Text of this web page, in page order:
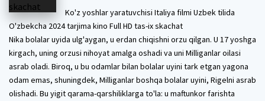
Ko'z yoshlar yaratuvchisi Italiya filmi Uzbek tilida
O'zbekcha 2024 tarjima kino Full HD tas-ix skachat
Nika bolalar uyida ulg'aygan, u erdan chiqishni orzu qilgan. U 17 yoshga
kirgach, uning orzusi nihoyat amalga oshadi va uni Milliganlar oilasi
asrab oladi. Biroq, u bu odamlar bilan bolalar uyini tark etgan yagona
odam emas, shuningdek, Milliganlar boshqa bolalar uyini, Rigelni asrab
olishadi. Bu yigit qarama-qarshiliklarga to'la: u maftunkor farishta